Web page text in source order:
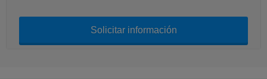
Solicitar información